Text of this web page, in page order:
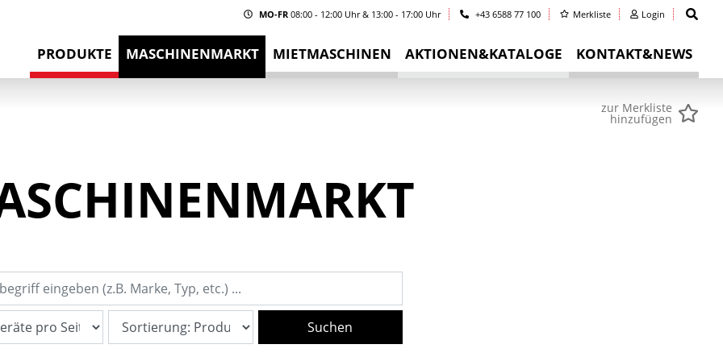
MO-FR08:00 - 12:00 Uhr & 13:00 - 17:00 Uhr +43 6588 77 100 Merkliste Login
PRODUKTE MASCHINENMARKT MIETMASCHINEN AKTIONEN&KATALOGE KONTAKT&NEWS
zur Merkliste
hinzufügen
Suchen